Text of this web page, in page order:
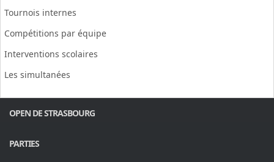
Tournois internes
Compétitions par équipe
Interventions scolaires
Les simultanées
OPEN DE STRASBOURG
PARTIES